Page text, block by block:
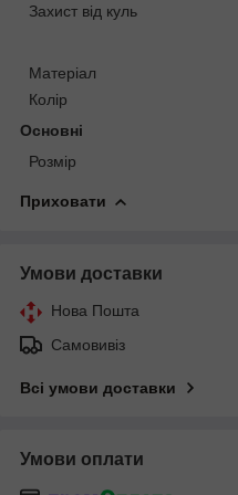
Захист від куль
Матеріал
Колір
Основні
Розмір
Приховати
Умови доставки
Нова Пошта
Самовивіз
Всі умови доставки
Умови оплати